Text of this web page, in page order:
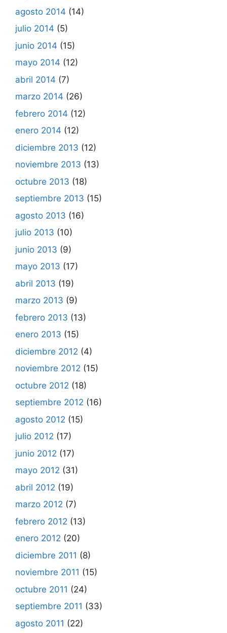
agosto 2014 (14)
julio 2014 (5)
junio 2014 (15)
mayo 2014 (12)
abril 2014 (7)
marzo 2014 (26)
febrero 2014 (12)
enero 2014 (12)
diciembre 2013 (12)
noviembre 2013 (13)
octubre 2013 (18)
septiembre 2013 (15)
agosto 2013 (16)
julio 2013 (10)
junio 2013 (9)
mayo 2013 (17)
abril 2013 (19)
marzo 2013 (9)
febrero 2013 (13)
enero 2013 (15)
diciembre 2012 (4)
noviembre 2012 (15)
octubre 2012 (18)
septiembre 2012 (16)
agosto 2012 (15)
julio 2012 (17)
junio 2012 (17)
mayo 2012 (31)
abril 2012 (19)
marzo 2012 (7)
febrero 2012 (13)
enero 2012 (20)
diciembre 2011 (8)
noviembre 2011 (15)
octubre 2011 (24)
septiembre 2011 (33)
agosto 2011 (22)